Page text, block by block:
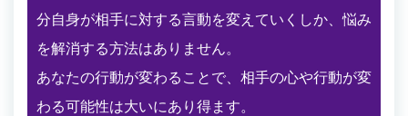
分自身が相手に対する言動を変えていくしか、悩み
を解消する方法はありません。
あなたの行動が変わることで、相手の心や行動が変
わる可能性は大いにあり得ます。